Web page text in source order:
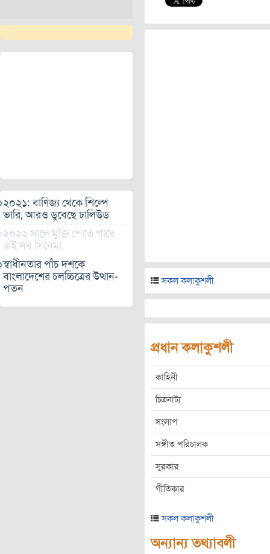
২০২১: বাণিজ্য থেকে শিল্পে
ভারি, আরও ডুবেছে ঢালিউড
২০২২ সালে মুক্তি পেতে পারে
এই সব সিনেমা
স্বাধীনতার পাঁচ দশকে
বাংলাদেশের চলচ্চিত্রের উত্থান-
পতন
সকল কলাকুশলী
প্রধান কলাকুশলী
কাহিনী
চিত্রনাট্য
সংলাপ
সঙ্গীত পরিচালক
সুরকার
গীতিকার
সকল কলাকুশলী
অন্যান্য তথ্যাবলী